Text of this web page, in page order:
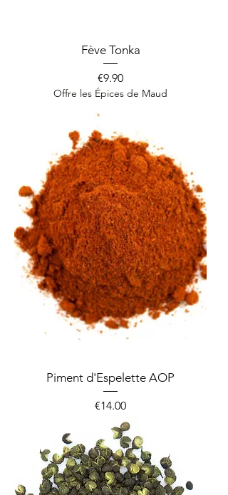
Fève Tonka
Price
€9.90
Offre les Épices de Maud
Piment d'Espelette AOP
Price
€14.00